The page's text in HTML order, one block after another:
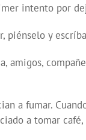
intento por
piénselo y
amigos,
a fumar.
a tomar